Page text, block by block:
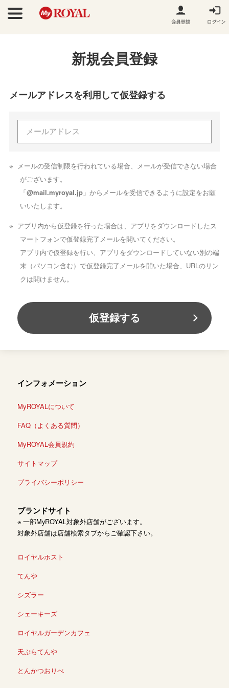
新規会員登録
メールアドレスを利用して仮登録する
メールの受信制限を行われている場合、メールが受信できない場合
がございます。
「@mail.myroyal.jp」からメールを受信できるように設定をお願
いいたします。
アプリ内から仮登録を行った場合は、アプリをダウンロードしたス
マートフォンで仮登録完了メールを開いてください。
アプリ内で仮登録を行い、アプリをダウンロードしていない別の端
末（パソコン含む）で仮登録完了メールを開いた場合、URLのリン
クは開けません。
インフォメーション
MyROYALについて
FAQ（よくある質問）
MyROYAL会員規約
サイトマップ
プライバシーポリシー
ブランドサイト
※ 一部MyROYAL対象外店舗がございます。
対象外店舗は店舗検索タブからご確認下さい。
ロイヤルホスト
てんや
シズラー
シェーキーズ
ロイヤルガーデンカフェ
天ぷらてんや
とんかつおりべ